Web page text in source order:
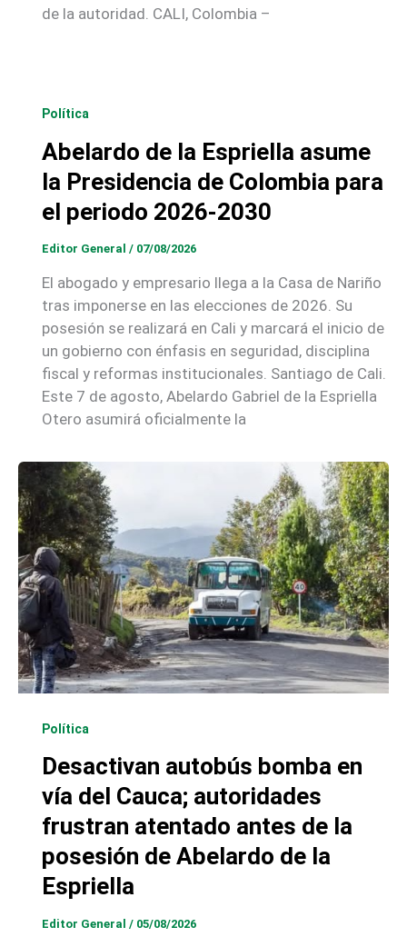
de la autoridad. CALI, Colombia –
Política
Abelardo de la Espriella asume
la Presidencia de Colombia para
el periodo 2026-2030
Editor General / 07/08/2026
El abogado y empresario llega a la Casa de Nariño
tras imponerse en las elecciones de 2026. Su
posesión se realizará en Cali y marcará el inicio de
un gobierno con énfasis en seguridad, disciplina
fiscal y reformas institucionales. Santiago de Cali.
Este 7 de agosto, Abelardo Gabriel de la Espriella
Otero asumirá oficialmente la
Política
Desactivan autobús bomba en
vía del Cauca; autoridades
frustran atentado antes de la
posesión de Abelardo de la
Espriella
Editor General / 05/08/2026